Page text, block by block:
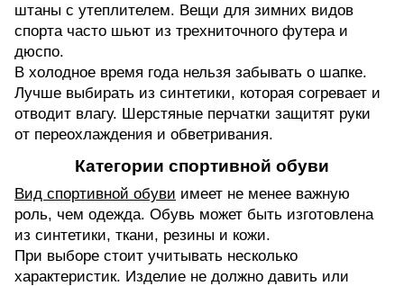
штаны с утеплителем. Вещи для зимних видов
спорта часто шьют из трехниточного футера и
дюспо.
В холодное время года нельзя забывать о шапке.
Лучше выбирать из синтетики, которая согревает и
отводит влагу. Шерстяные перчатки защитят руки
от переохлаждения и обветривания.
Категории спортивной обуви
Вид спортивной обуви имеет не менее важную
роль, чем одежда. Обувь может быть изготовлена
из синтетики, ткани, резины и кожи.
При выборе стоит учитывать несколько
характеристик. Изделие не должно давить или